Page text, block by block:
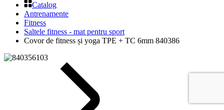
Catalog
Antrenamente
Fitness
Saltele fitness - mat pentru sport
Covor de fitness și yoga TPE + TC 6mm 840386